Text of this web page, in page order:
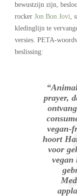
bewustzijn zijn,
rocker Jon Bon Jovi ,
kledinglijn te
versies. PETA-
beslissing:
prayer,
vegan-
hoort
voor
vegan